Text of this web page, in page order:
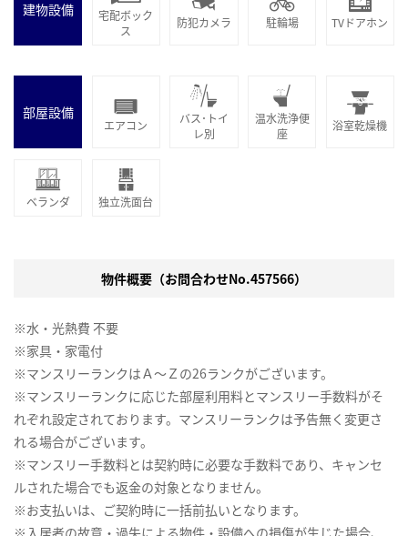
建物設備
宅配ボック
ス
防犯カメラ 駐輪場 TVドアホン
部屋設備
エアコン
バス･トイ
レ別
温水洗浄便
座
浴室乾燥機
ベランダ 独立洗面台
物件概要（お問合わせNo.457566）
※水・光熱費 不要
※家具・家電付
※マンスリーランクはＡ～Ｚの26ランクがございます。
※マンスリーランクに応じた部屋利用料とマンスリー手数料がそ
れぞれ設定されております。マンスリーランクは予告無く変更さ
れる場合がございます。
※マンスリー手数料とは契約時に必要な手数料であり、キャンセ
ルされた場合でも返金の対象となりません。
※お支払いは、ご契約時に一括前払いとなります。
※入居者の故意・過失による物件・設備への損傷が生じた場合、